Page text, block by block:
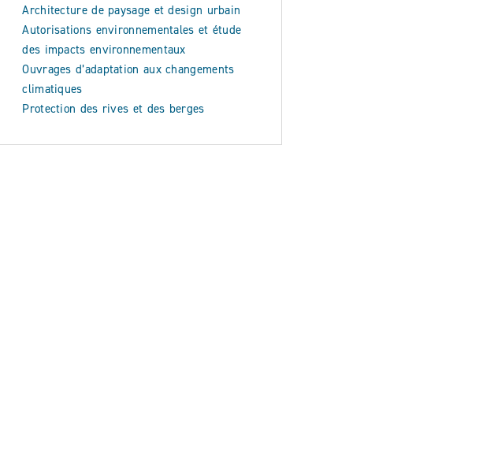
Architecture de paysage et design urbain
Autorisations environnementales et étude
des impacts environnementaux
Ouvrages d’adaptation aux changements
climatiques
Protection des rives et des berges